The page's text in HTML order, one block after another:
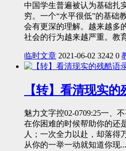
中国学生普遍被认为基础扎
穷。一个“水平很低”的基础
会有更深的理解。越来越多
社会的行为越来越严重。教
临时文章 2021-06-02 3242 0
【转】看清现实
魅力文字控02-0709:25一、
在你困难的时候帮助你的还
人；一次全力以赴，却落得
从你的一举一动就知道你现...